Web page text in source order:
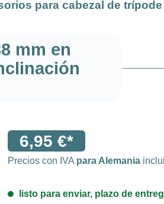
para cabezal de trípode
mm en
6,95 €*
Precios con IVA para Alemania
listo para enviar, plazo de